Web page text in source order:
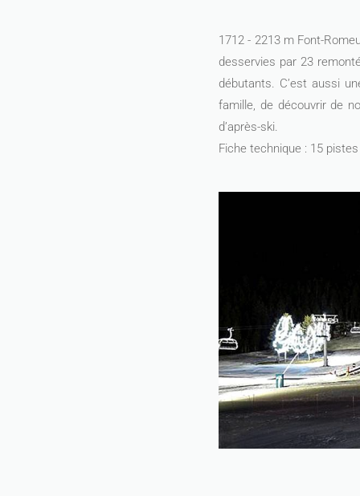
1712 - 2213 m Font-
desservies par 23
débutants. C’est aussi
famille, de découvrir de
d’après-ski.
Fiche technique : 15